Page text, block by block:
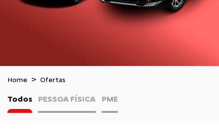
Home Ofertas
Todos PESSOA FÍSICA PME